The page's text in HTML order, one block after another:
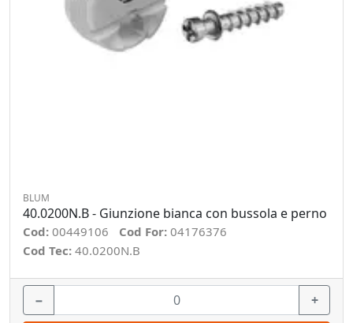
BLUM
40.0200N.B - Giunzione bianca con bussola e perno
Cod: 00449106 Cod For: 04176376
Cod Tec: 40.0200N.B
− +